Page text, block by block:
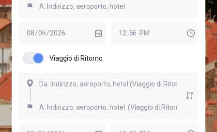
Viaggio di Ritorno